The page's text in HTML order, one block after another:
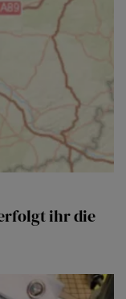
ihr die